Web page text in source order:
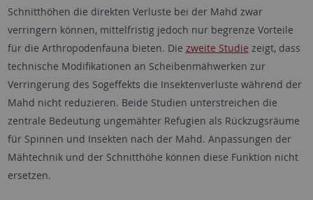
Schnitthöhen die direkten Verluste bei der Mahd zwar
verringern können, mittelfristig jedoch nur begrenze Vorteile
für die Arthropodenfauna bieten. Die zweite Studie zeigt, dass
technische Modifikationen an Scheibenmähwerken zur
Verringerung des Sogeffekts die Insektenverluste während der
Mahd nicht reduzieren. Beide Studien unterstreichen die
zentrale Bedeutung ungemähter Refugien als Rückzugsräume
für Spinnen und Insekten nach der Mahd. Anpassungen der
Mähtechnik und der Schnitthöhe können diese Funktion nicht
ersetzen.